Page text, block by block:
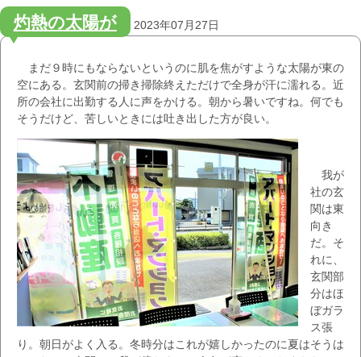
灼熱の太陽が 2023年07月27日
まだ９時にもならないというのに肌を焦がすような太陽が東の
空にある。玄関前の掃き掃除終えただけで全身が汗に濡れる。近
所の会社に出勤する人に声をかける。朝から暑いですね。何でも
そうだけど、苦しいときには吐き出した方が良い。
我が
社の玄
関は東
向き
だ。そ
れに、
玄関部
分はほ
ぼガラ
ス張
り。朝日がよく入る。冬時分はこれが嬉しかったのに夏はそうは